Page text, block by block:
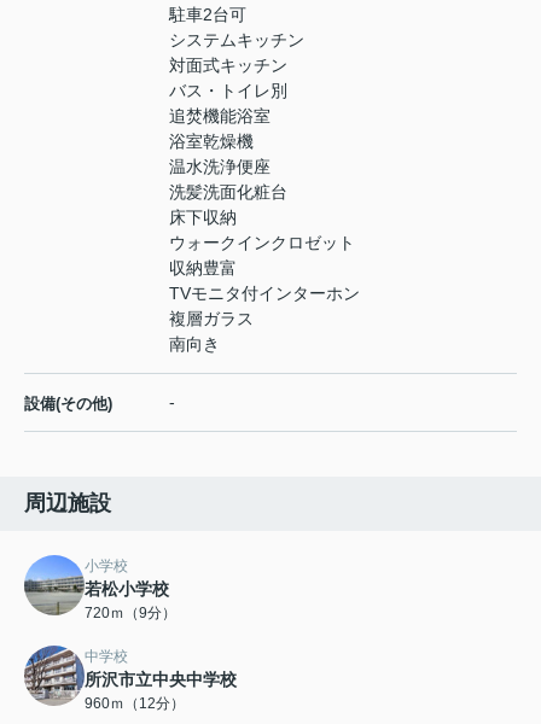
駐車2台可
システムキッチン
対面式キッチン
バス・トイレ別
追焚機能浴室
浴室乾燥機
温水洗浄便座
洗髪洗面化粧台
床下収納
ウォークインクロゼット
収納豊富
TVモニタ付インターホン
複層ガラス
南向き
設備(その他) -
周辺施設
小学校
若松小学校
720ｍ（9分）
中学校
所沢市立中央中学校
960ｍ（12分）